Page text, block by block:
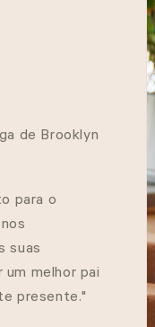
de Brooklyn
para o
suas
melhor pai
presente."